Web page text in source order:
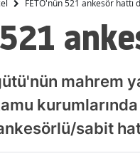
FETÖ'nün 521 ankesör hattı
mahrem
sabit